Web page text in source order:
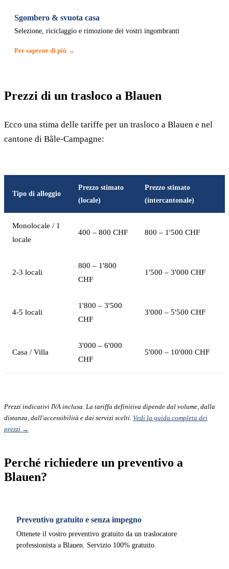
Sgombero & svuota casa
Selezione, riciclaggio e rimozione dei vostri ingombranti
Per saperne di più →
Prezzi di un trasloco a Blauen
Ecco una stima delle tariffe per un trasloco a Blauen e nel
cantone di Bâle-Campagne:
Tipo di alloggio
Prezzo stimato
(locale)
Prezzo stimato
(intercantonale)
Monolocale / 1
locale
400 – 800 CHF 800 – 1'500 CHF
2-3 locali
800 – 1'800
CHF
1'500 – 3'000 CHF
4-5 locali
1'800 – 3'500
CHF
3'000 – 5'500 CHF
Casa / Villa
3'000 – 6'000
CHF
5'000 – 10'000 CHF
Prezzi indicativi IVA inclusa. La tariffa definitiva dipende dal volume, dalla
distanza, dall'accessibilità e dai servizi scelti. Vedi la guida completa dei
prezzi →
Perché richiedere un preventivo a
Blauen?
Preventivo gratuito e senza impegno
Ottenete il vostro preventivo gratuito da un traslocatore
professionista a Blauen. Servizio 100% gratuito.